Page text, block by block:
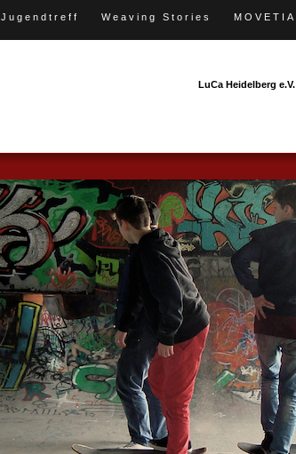
Jugendtreff Weaving Stories MOVETIA
LuCa Heidelberg e.V.